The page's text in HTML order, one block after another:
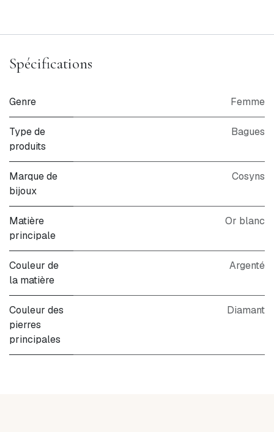
Spécifications
Genre Femme
Type de
produits
Bagues
Marque de
bijoux
Cosyns
Matière
principale
Or blanc
Couleur de
la matière
Argenté
Couleur des
pierres
principales
Diamant